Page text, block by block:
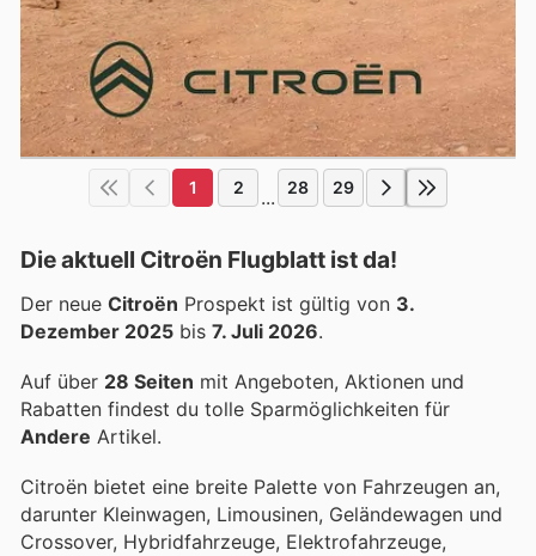
1 2 ... 28 29
Die aktuell Citroën Flugblatt ist da!
Der neue Citroën Prospekt ist gültig von 3.
Dezember 2025 bis 7. Juli 2026.
Auf über 28 Seiten mit Angeboten, Aktionen und
Rabatten findest du tolle Sparmöglichkeiten für
Andere Artikel.
Citroën bietet eine breite Palette von Fahrzeugen an,
darunter Kleinwagen, Limousinen, Geländewagen und
Crossover, Hybridfahrzeuge, Elektrofahrzeuge,